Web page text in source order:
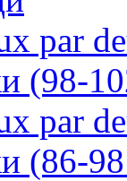
par
(98-
par
(86-